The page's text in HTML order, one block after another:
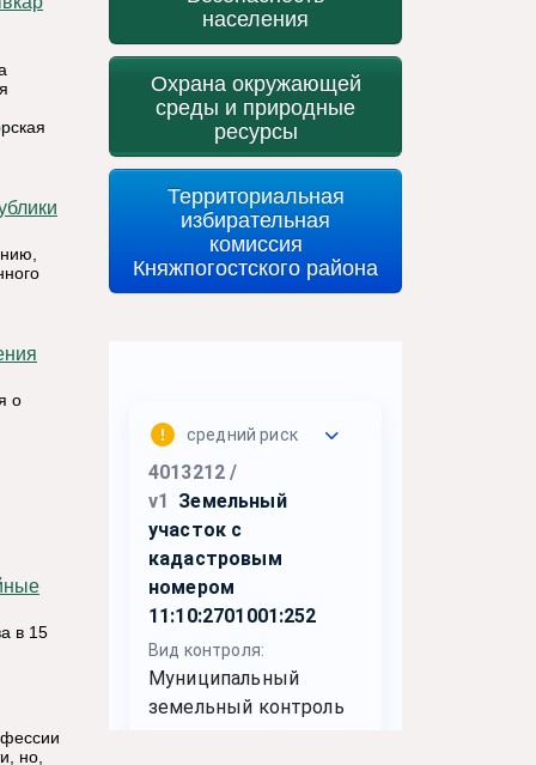
о
в 15
но,
населения
Охрана окружающей
среды и природные
ресурсы
Территориальная
избирательная
комиссия
Княжпогостского района